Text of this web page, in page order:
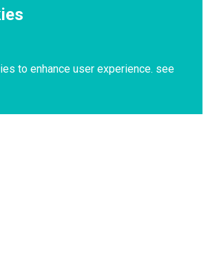
to enhance user experience. see